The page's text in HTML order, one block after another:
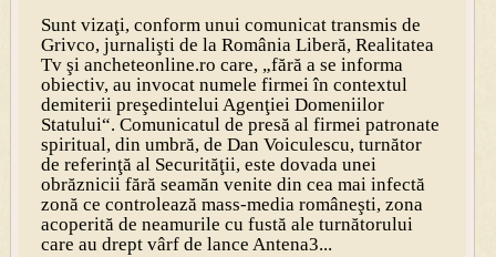
Sunt vizaţi, conform unui comunicat transmis de
Grivco, jurnalişti de la România Liberă, Realitatea
Tv şi ancheteonline.ro care, „fără a se informa
obiectiv, au invocat numele firmei în contextul
demiterii preşedintelui Agenţiei Domeniilor
Statului“. Comunicatul de presă al firmei patronate
spiritual, din umbră, de Dan Voiculescu, turnător
de referinţă al Securităţii, este dovada unei
obrăznicii fără seamăn venite din cea mai infectă
zonă ce controlează mass-media româneşti, zona
acoperită de neamurile cu fustă ale turnătorului
care au drept vârf de lance Antena3...